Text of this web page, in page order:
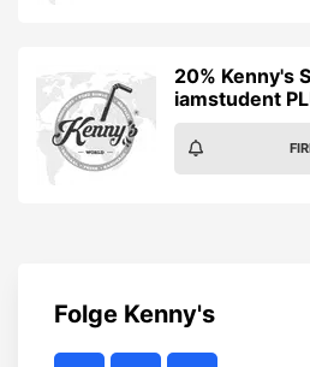
20% Kenny's
iamstudent
Folge Kenny's